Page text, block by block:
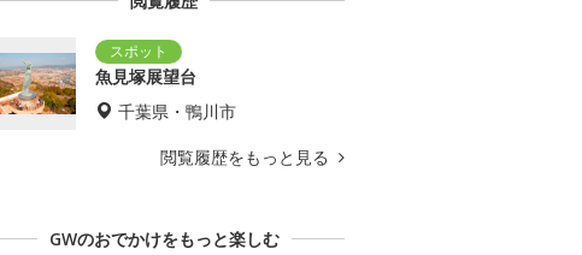
魚見塚展望台
千葉県・鴨川市
閲覧履歴をもっと見る
GWのおでかけをもっと楽しむ